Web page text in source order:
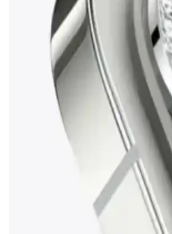
Fibaks markasının
yüzeyli ve tamperli
ürünün özellikleri,
koruyucuyu seçmenize
iPhone 14 ve
Seçenekleri ve
iPhone 14 ve 15
darbelere karşı
kriterleri hakkında